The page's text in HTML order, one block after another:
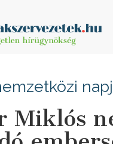
Miklós